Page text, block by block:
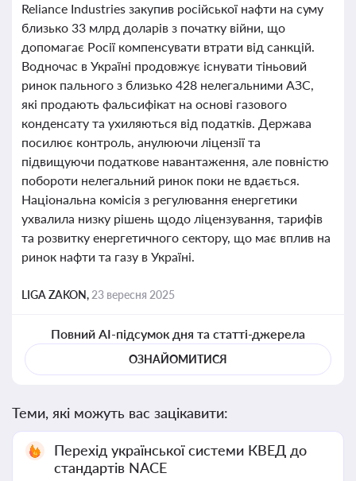
Reliance Industries закупив російської нафти на суму
близько 33 млрд доларів з початку війни, що
допомагає Росії компенсувати втрати від санкцій.
Водночас в Україні продовжує існувати тіньовий
ринок пального з близько 428 нелегальними АЗС,
які продають фальсифікат на основі газового
конденсату та ухиляються від податків. Держава
посилює контроль, анулюючи ліцензії та
підвищуючи податкове навантаження, але повністю
побороти нелегальний ринок поки не вдається.
Національна комісія з регулювання енергетики
ухвалила низку рішень щодо ліцензування, тарифів
та розвитку енергетичного сектору, що має вплив на
ринок нафти та газу в Україні.
LIGA ZAKON, 23 вересня 2025
Повний AI-підсумок дня та статті-джерела
ОЗНАЙОМИТИСЯ
Теми, які можуть вас зацікавити:
Перехід української системи КВЕД до
стандартів NACE